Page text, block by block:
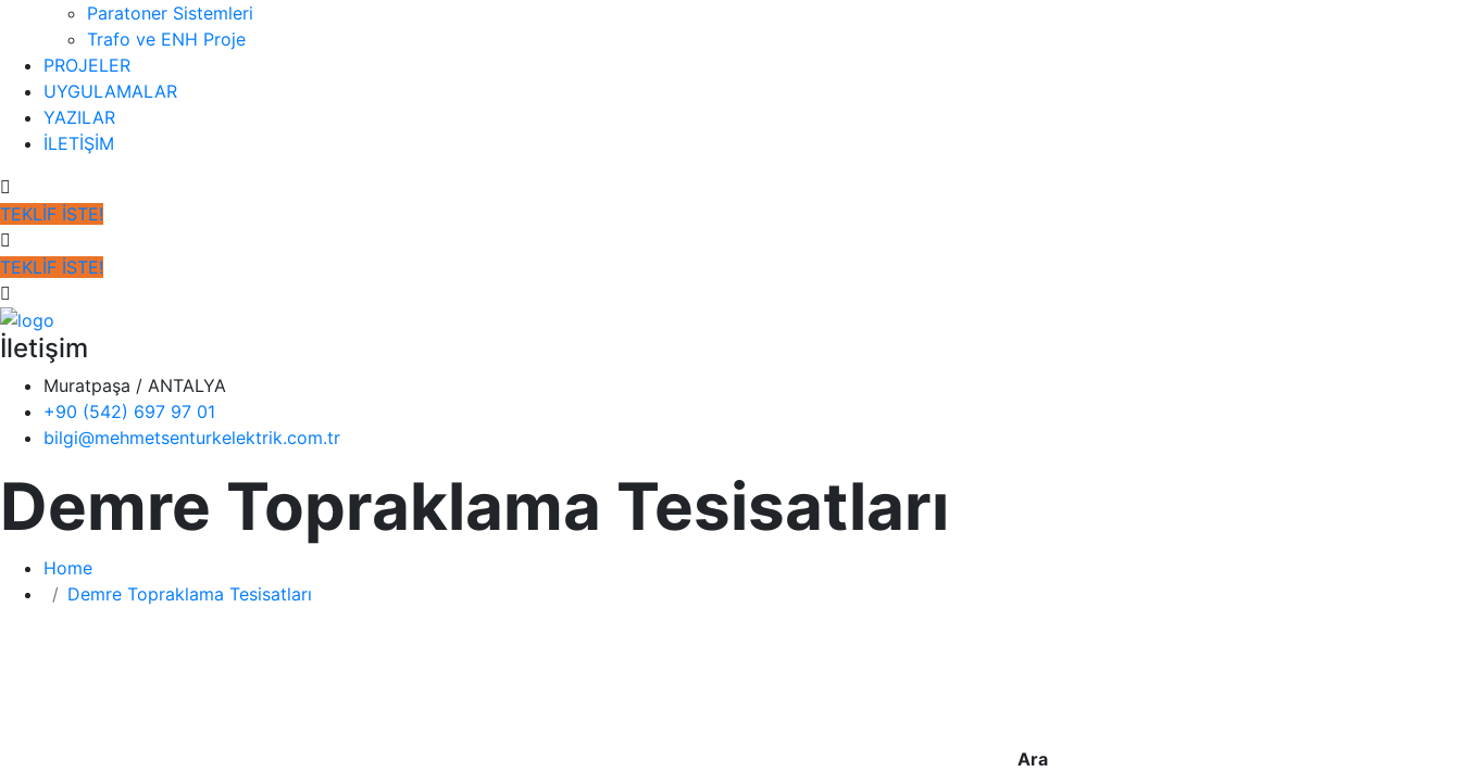
Paratoner Sistemleri
Trafo ve ENH Proje
PROJELER
UYGULAMALAR
YAZILAR
İLETİŞİM
TEKLİF İSTE!
TEKLİF İSTE!
İletişim
Muratpaşa / ANTALYA
+90 (542) 697 97 01
bilgi@mehmetsenturkelektrik.com.tr
Demre Topraklama Tesisatları
Home
Demre Topraklama Tesisatları
Ara